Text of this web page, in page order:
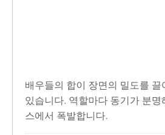
배우들의 합이 장면의 밀도를
있습니다. 역할마다 동기가 분
스에서 폭발합니다.